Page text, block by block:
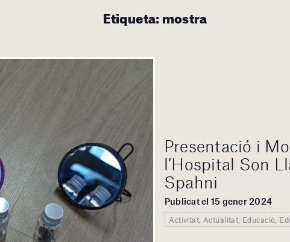
Etiqueta: mostra
Presentació i
l’Hospital Son
Spahni
Publicat el 15 gener 2024
Activitat, Actualitat, Educació,